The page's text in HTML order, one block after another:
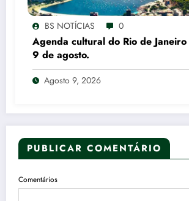
BS NOTÍCIAS 0
Agenda cultural do Rio de
9 de agosto.
Agosto 9, 2026
PUBLICAR COMENTÁRIO
Comentários